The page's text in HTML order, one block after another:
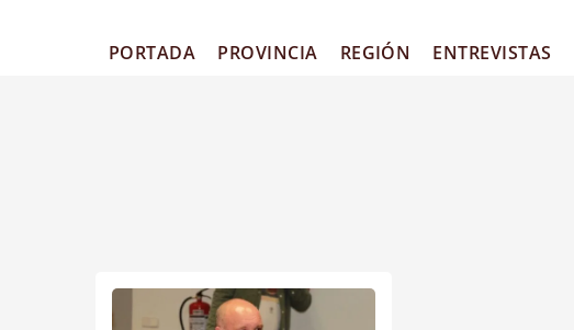
PORTADA PROVINCIA REGIÓN ENTREVISTAS